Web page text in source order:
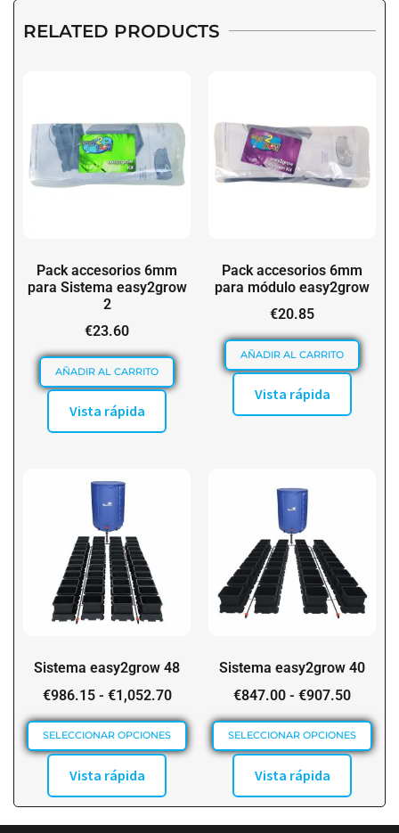
RELATED PRODUCTS
Pack accesorios 6mm
para Sistema easy2grow
2
€23.60
AÑADIR AL CARRITO
Vista rápida
Pack accesorios 6mm
para módulo easy2grow
€20.85
AÑADIR AL CARRITO
Vista rápida
Sistema easy2grow 48
€986.15 - €1,052.70
SELECCIONAR OPCIONES
Vista rápida
Sistema easy2grow 40
€847.00 - €907.50
SELECCIONAR OPCIONES
Vista rápida